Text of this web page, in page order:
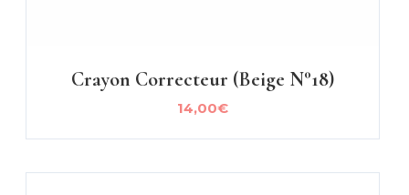
Crayon Correcteur (beige N°18)
14,00€